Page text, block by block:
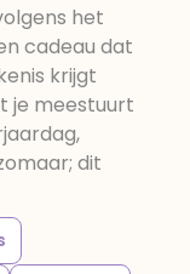
het
cadeau dat
krijgt
je meestuurt
dit